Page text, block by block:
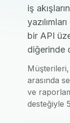
iş
bir API
diğerinde
arasında
ve
desteğiyle